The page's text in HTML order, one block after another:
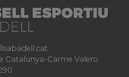
Catalunya-Carme Valero